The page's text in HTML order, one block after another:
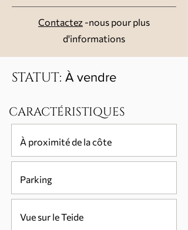
Contactez -nous pour plus
d'informations
STATUT: À vendre
CARACTÉRISTIQUES
À proximité de la côte
Parking
Vue sur le Teide